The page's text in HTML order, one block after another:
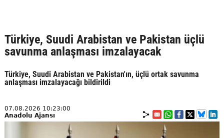
Türkiye, Suudi Arabistan ve Pakistan üçlü
savunma anlaşması imzalayacak
Türkiye, Suudi Arabistan ve Pakistan'ın, üçlü ortak savunma
anlaşması imzalayacağı bildirildi
07.08.2026 10:23:00
Anadolu Ajansı